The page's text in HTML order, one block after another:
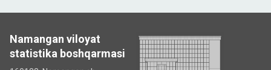
Namangan viloyat
statistika boshqarmasi